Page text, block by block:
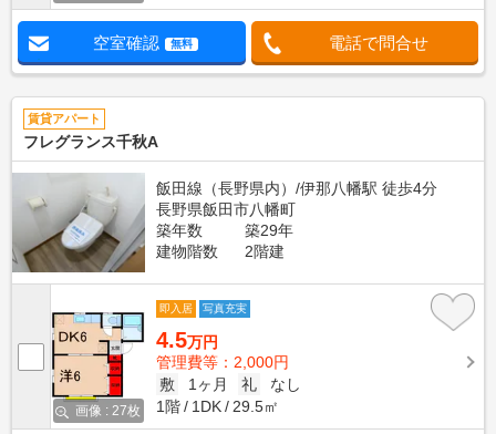
空室確認 無料 電話で問合せ
賃貸アパート
フレグランス千秋A
飯田線（長野県内）/伊那八幡駅 徒歩4分
長野県飯田市八幡町
築年数
築29年
建物階数
2階建
画像 : 27枚
即入居 写真充実
4.5万円
管理費等：2,000円
敷
1ヶ月 礼
なし
1階
1DK 29.5㎡